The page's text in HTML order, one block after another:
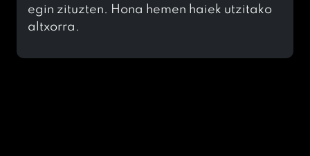
egin zituzten. Hona hemen haiek utzitako
altxorra.